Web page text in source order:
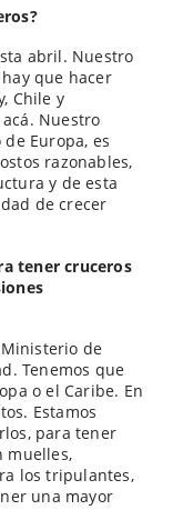
abril. Nuestro
que hacer
Chile y
Nuestro
Europa, es
razonables,
y de esta
de crecer
tener cruceros
de
Tenemos que
o el Caribe. En
Estamos
para tener
muelles,
los tripulantes,
una mayor